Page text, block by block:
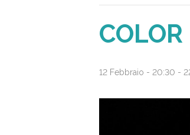
12 Febbraio - 20:30 -